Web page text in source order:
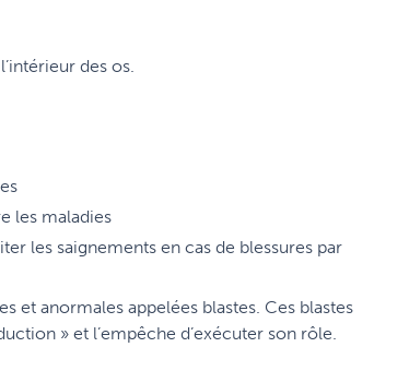
des os.
les maladies
les saignements en cas de blessures par
et anormales appelées blastes. Ces blastes
» et l’empêche d’exécuter son rôle.